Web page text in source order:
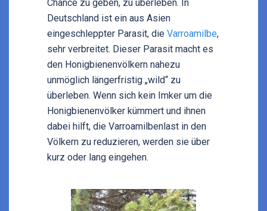
Chance zu geben, zu überleben. In
Deutschland ist ein aus Asien
eingeschleppter Parasit, die Varroamilbe,
sehr verbreitet. Dieser Parasit macht es
den Honigbienenvölkern nahezu
unmöglich längerfristig „wild“ zu
überleben. Wenn sich kein Imker um die
Honigbienenvölker kümmert und ihnen
dabei hilft, die Varroamilbenlast in den
Völkern zu reduzieren, werden sie über
kurz oder lang eingehen.